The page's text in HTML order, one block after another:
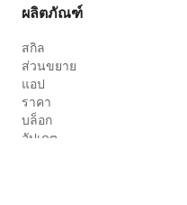
ผลิตภัณฑ์
สกิล
ส่วนขยาย
แอป
ราคา
บล็อก
อัปเดต